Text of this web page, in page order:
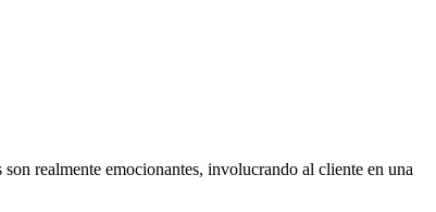
realmente emocionantes, involucrando al cliente en una